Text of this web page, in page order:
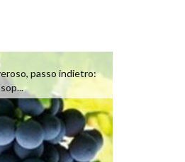
passo indietro: